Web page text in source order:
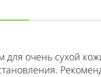
для очень сухой